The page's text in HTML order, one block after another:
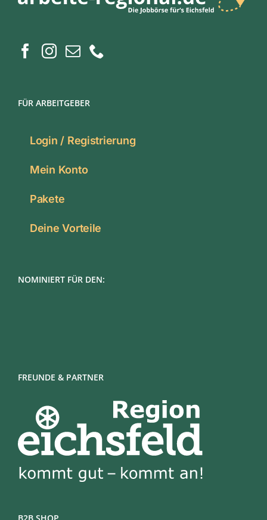
FÜR ARBEITGEBER
Login / Registrierung
Mein Konto
Pakete
Deine Vorteile
NOMINIERT FÜR DEN:
FREUNDE & PARTNER